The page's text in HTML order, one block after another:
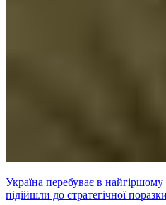
Україна перебуває в найгіршому
підійшли до стратегічної